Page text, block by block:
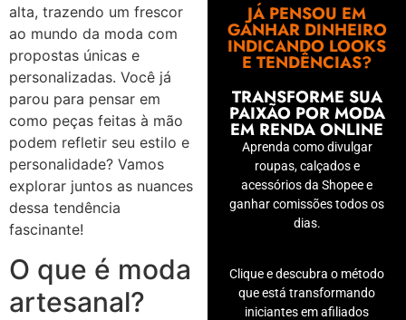
alta, trazendo um frescor
ao mundo da moda com
propostas únicas e
personalizadas. Você já
parou para pensar em
como peças feitas à mão
podem refletir seu estilo e
personalidade? Vamos
explorar juntos as nuances
dessa tendência
fascinante!
O que é moda
artesanal?
JÁ PENSOU EM
GANHAR DINHEIRO
INDICANDO LOOKS
E TENDÊNCIAS?
TRANSFORME SUA
PAIXÃO POR MODA
EM RENDA ONLINE
Aprenda como divulgar
roupas, calçados e
acessórios da Shopee e
ganhar comissões todos os
dias.
Clique e descubra o método
que está transformando
iniciantes em afiliados